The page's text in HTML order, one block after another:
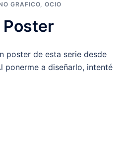
GRAFICO, OCIO
Poster
poster de esta serie desde
ponerme a diseñarlo, intenté